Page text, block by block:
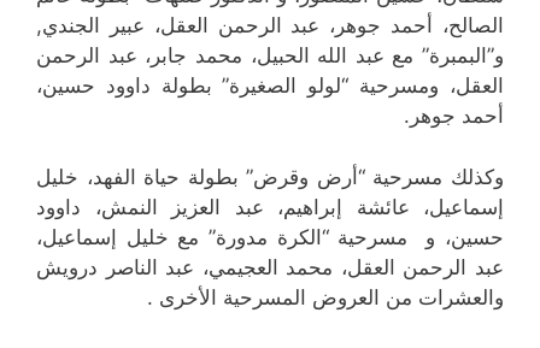
الصالح، أحمد جوهر، عبد الرحمن العقل، عبير الجندي,
و”البمبرة” مع عبد الله الحبيل، محمد جابر، عبد الرحمن
العقل، ومسرحية “لولو الصغيرة” بطولة داوود حسين،
أحمد جوهر.
وكذلك مسرحية “أرض وقرض” بطولة حياة الفهد، خليل
إسماعيل، عائشة إبراهيم، عبد العزيز النمش، داوود
حسين، و مسرحية “الكرة مدورة” مع خليل إسماعيل،
عبد الرحمن العقل، محمد العجيمي، عبد الناصر درويش
والعشرات من العروض المسرحية الأخرى .